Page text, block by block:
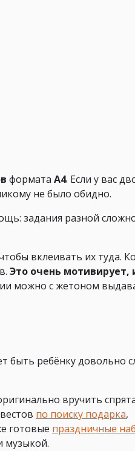
формата А4. Если у вас
не было обидно.
задания разной
вклеивать их туда.
Это очень мотивирует,
можно с жетоном
быть ребёнку довольно
вручить
по поиску подарка,
готовые праздничные
музыкой.